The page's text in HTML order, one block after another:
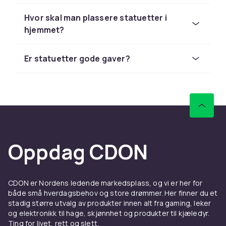
inntrykk. Statuetter i støpejern har en tung,
robust følelse. Harpiksfigurer kan tilvirkes med
Trestatuetter gir varme og naturkjensle. Velg
statuetter som komplementerer rommets
Sett statuettene på et fintdekorativt brettfor
Statuetter som
samlerobjekter og gaver
Mange samlere fokuserer på et bestemt tema
– dyr, kulturelle figurer, historiske
personligheter, fabel- og sagnskikkelser. En
vakker statuett er en verdsatt og personlig
Hvor skal man plassere statuetter i
hjemmet?
Er statuetter gode gaver?
Oppdag CDON
CDON er Nordens ledende markedsplass, og vi er her for
både små hverdagsbehov og store drømmer. Her finner du et
stadig større utvalg av produkter innen alt fra gaming, leker
og elektronikk til hage, skjønnhet og produkter til kjæledyr.
Ting for livet, rett og slett.